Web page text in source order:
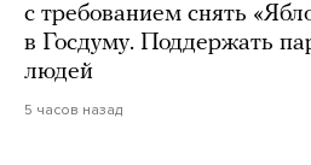
с требованием снять
в Госдуму. Поддержать
людей
5 часов назад